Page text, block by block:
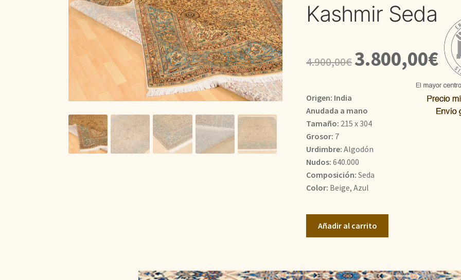
Kashmir Seda
4.900,00€
El
precio
era:
4.900,00€.
3.800,00€El
es:
Origen: India
Anudada a mano
Tamaño: 215 x 304
Grosor: 7
Urdimbre: Algodón
Nudos: 640.000
Composición: Seda
Color: Beige, Azul
Añadir al carrito